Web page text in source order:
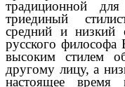
традиционной
триединый
средний и низкий
русского философа
высоким стилем
другому лицу, а
настоящее время